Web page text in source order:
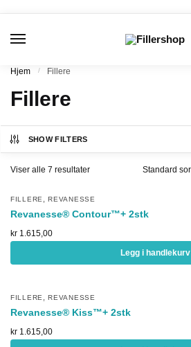
Hjem / Fillere
Fillere
SHOW FILTERS
Viser alle 7 resultater
FILLERE ,REVANESSE
Revanesse® Contour™+ 2stk
kr 1.615,00
Legg i handlekurv
FILLERE ,REVANESSE
Revanesse® Kiss™+ 2stk
kr 1.615,00